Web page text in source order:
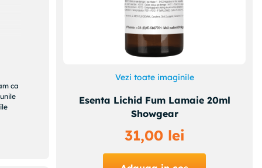
ca
Vezi toate imaginile
Esenta Lichid Fum Lamaie 20ml
Showgear
31,00 lei